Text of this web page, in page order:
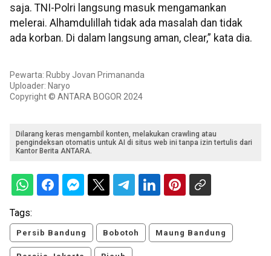
saja. TNI-Polri langsung masuk mengamankan
melerai. Alhamdulillah tidak ada masalah dan tidak
ada korban. Di dalam langsung aman, clear,” kata dia.
Pewarta: Rubby Jovan Primananda
Uploader: Naryo
Copyright © ANTARA BOGOR 2024
Dilarang keras mengambil konten, melakukan crawling atau
pengindeksan otomatis untuk AI di situs web ini tanpa izin tertulis dari
Kantor Berita ANTARA.
Tags:
Persib Bandung Bobotoh Maung Bandung